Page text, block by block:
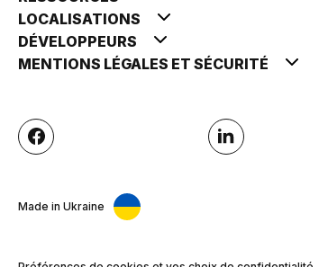
LOCALISATIONS
DÉVELOPPEURS
MENTIONS LÉGALES ET SÉCURITÉ
Made in Ukraine